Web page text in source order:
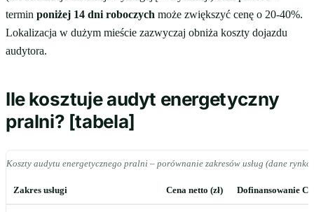
termin poniżej 14 dni roboczych może zwiększyć cenę o 20-40%.
Lokalizacja w dużym mieście zazwyczaj obniża koszty dojazdu
audytora.
Ile kosztuje audyt energetyczny
pralni? [tabela]
Koszty audytu energetycznego pralni – porównanie zakresów usług (dane
Zakres usługi Cena netto (zł) Dofinansowanie